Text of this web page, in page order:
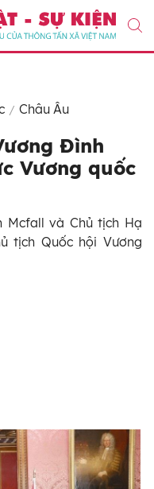
Châu Âu
Đình
Vương quốc
Mcfall và Chủ tịch Hạ
tịch Quốc hội Vương